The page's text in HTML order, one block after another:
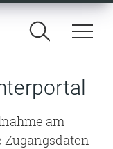
am